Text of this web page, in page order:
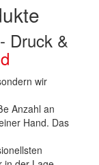
Druck &
wir
Anzahl an
Hand. Das